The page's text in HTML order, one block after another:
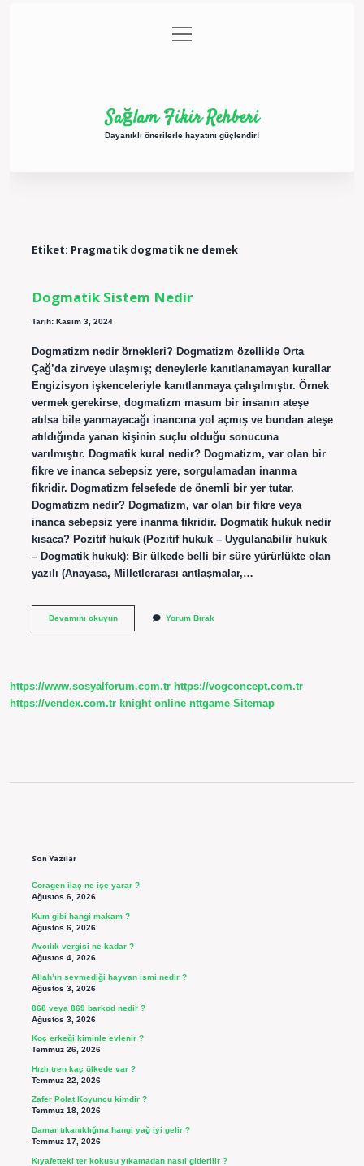
Gizlilik Politikası
menüyü
aç
Sağlam Fikir Rehberi
Dayanıklı önerilerle hayatını güçlendir!
Etiket: Pragmatik dogmatik ne demek
Dogmatik Sistem Nedir
Tarih: Kasım 3, 2024
Dogmatizm nedir örnekleri? Dogmatizm özellikle Orta
Çağ’da zirveye ulaşmış; deneylerle kanıtlanamayan kurallar
Engizisyon işkenceleriyle kanıtlanmaya çalışılmıştır. Örnek
vermek gerekirse, dogmatizm masum bir insanın ateşe
atılsa bile yanmayacağı inancına yol açmış ve bundan ateşe
atıldığında yanan kişinin suçlu olduğu sonucuna
varılmıştır. Dogmatik kural nedir? Dogmatizm, var olan bir
fikre ve inanca sebepsiz yere, sorgulamadan inanma
fikridir. Dogmatizm felsefede de önemli bir yer tutar.
Dogmatizm nedir? Dogmatizm, var olan bir fikre veya
inanca sebepsiz yere inanma fikridir. Dogmatik hukuk nedir
kısaca? Pozitif hukuk (Pozitif hukuk – Uygulanabilir hukuk
– Dogmatik hukuk): Bir ülkede belli bir süre yürürlükte olan
yazılı (Anayasa, Milletlerarası antlaşmalar,…
Devamını okuyunDogmatik
Yorum Bırak
https://www.sosyalforum.com.tr https://vogconcept.com.tr
https://vendex.com.tr knight online nttgame Sitemap
Son Yazılar
Coragen ilaç ne işe yarar ?
Ağustos 6, 2026
Kum gibi hangi makam ?
Ağustos 6, 2026
Avcılık vergisi ne kadar ?
Ağustos 4, 2026
Allah’ın sevmediği hayvan ismi nedir ?
Ağustos 3, 2026
868 veya 869 barkod nedir ?
Ağustos 3, 2026
Koç erkeği kiminle evlenir ?
Temmuz 26, 2026
Hızlı tren kaç ülkede var ?
Temmuz 22, 2026
Zafer Polat Koyuncu kimdir ?
Temmuz 18, 2026
Damar tıkanıklığına hangi yağ iyi gelir ?
Temmuz 17, 2026
Kıyafetteki ter kokusu yıkamadan nasıl giderilir ?